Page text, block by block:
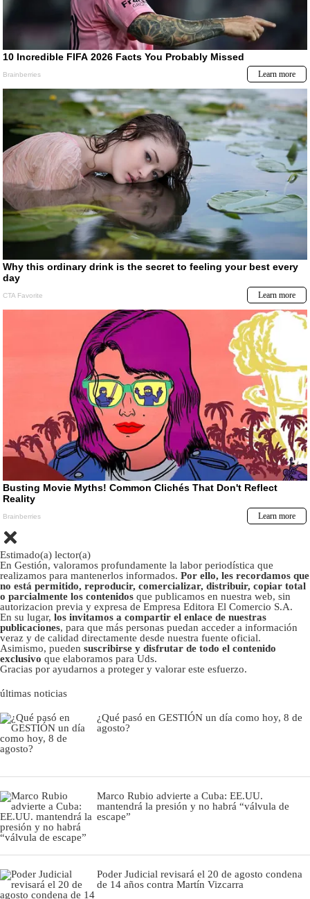
Estimado(a) lector(a)
En Gestión, valoramos profundamente la labor periodística que
realizamos para mantenerlos informados. Por ello, les recordamos que
no está permitido, reproducir, comercializar, distribuir, copiar total
o parcialmente los contenidos que publicamos en nuestra web, sin
autorizacion previa y expresa de Empresa Editora El Comercio S.A.
En su lugar, los invitamos a compartir el enlace de nuestras
publicaciones, para que más personas puedan acceder a información
veraz y de calidad directamente desde nuestra fuente oficial.
Asimismo, pueden suscribirse y disfrutar de todo el contenido
exclusivo que elaboramos para Uds.
Gracias por ayudarnos a proteger y valorar este esfuerzo.
últimas noticias
¿Qué pasó en GESTIÓN un día como hoy, 8 de
agosto?
Marco Rubio advierte a Cuba: EE.UU.
mantendrá la presión y no habrá “válvula de
escape”
Poder Judicial revisará el 20 de agosto condena
de 14 años contra Martín Vizcarra